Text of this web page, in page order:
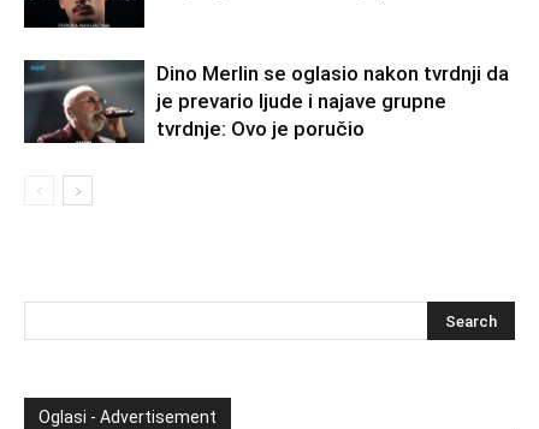
Dino Merlin se oglasio nakon tvrdnji da
je prevario ljude i najave grupne
tvrdnje: Ovo je poručio
Oglasi - Advertisement